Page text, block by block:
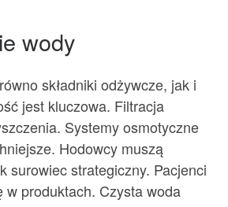
wody
składniki odżywcze, jak i
jest kluczowa. Filtracja
Systemy osmotyczne
Hodowcy muszą
surowiec strategiczny. Pacjenci
w produktach. Czysta woda